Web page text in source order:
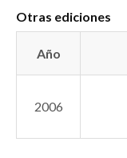
Otras ediciones
Año
2006